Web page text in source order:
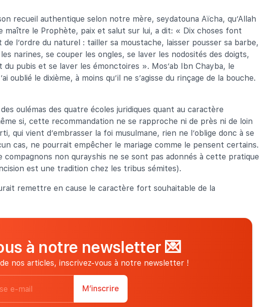
recueil authentique selon notre mère, seydatouna Aïcha, qu’Allah
maître le Prophète, paix et salut sur lui, a dit: « Dix choses font
l’ordre du naturel : tailler sa moustache, laisser pousser sa barbe,
narines, se couper les ongles, se laver les nodosités des doigts,
du pubis et se laver les émonctoires ». Mos’ab Ibn Chayba, le
oublié le dixième, à moins qu’il ne s’agisse du rinçage de la bouche.
oulémas des quatre écoles juridiques quant au caractère
si, cette recommandation ne se rapproche ni de près ni de loin
qui vient d’embrasser la foi musulmane, rien ne l’oblige donc à se
cas, ne pourrait empêcher le mariage comme le pensent certains.
non qurayshis ne se sont pas adonnés à cette pratique
est une tradition chez les tribus sémites).
remettre en cause le caractère fort souhaitable de la
à notre newsletter 💌
nos articles, inscrivez-vous à notre newsletter !
M’inscrire